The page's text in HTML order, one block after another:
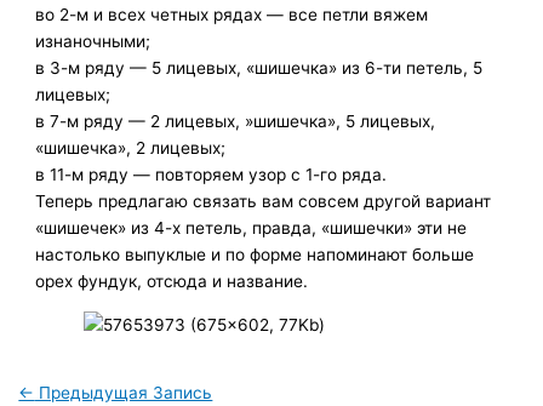
во 2-м и всех четных рядах — все петли вяжем
изнаночными;
в 3-м ряду — 5 лицевых, «шишечка» из 6-ти петель, 5
лицевых;
в 7-м ряду — 2 лицевых, »шишечка», 5 лицевых,
«шишечка», 2 лицевых;
в 11-м ряду — повторяем узор с 1-го ряда.
Теперь предлагаю связать вам совсем другой вариант
«шишечек» из 4-х петель, правда, «шишечки» эти не
настолько выпуклые и по форме напоминают больше
орех фундук, отсюда и название.
← Предыдущая Запись